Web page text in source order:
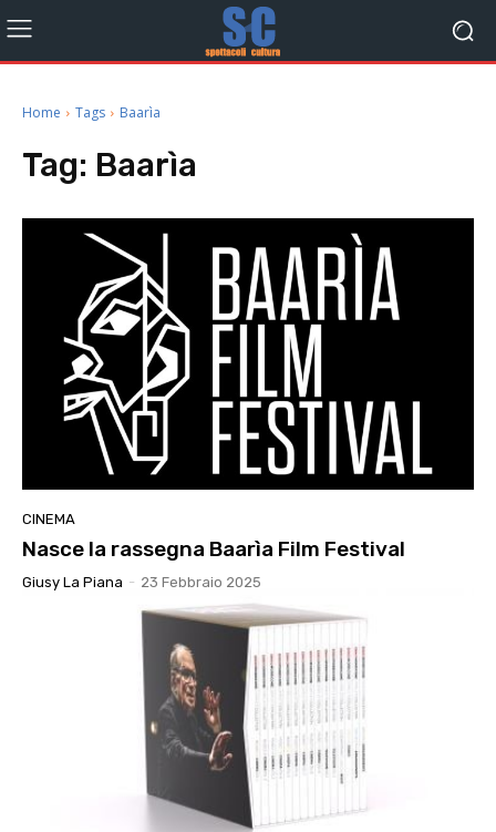
Home Tags Baarìa
Tag: Baarìa
CINEMA
Nasce la rassegna Baarìa Film Festival
Giusy La Piana - 23 Febbraio 2025